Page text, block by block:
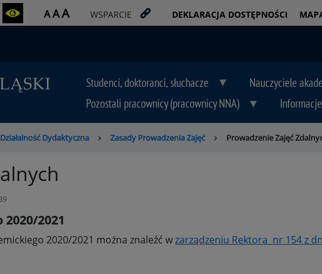
AAA WSPARCIE DEKLARACJA DOSTĘPNOŚCI
Studenci, doktoranci, słuchacze
Nauczyciele
Pozostali pracownicy (pracownicy NNA)
Działalność Dydaktyczna Zasady Prowadzenia Zajęć Prowadzenie Zajęć
2021
2020/2021 można znaleźć wzarządzeniu Rektora nr 154 z